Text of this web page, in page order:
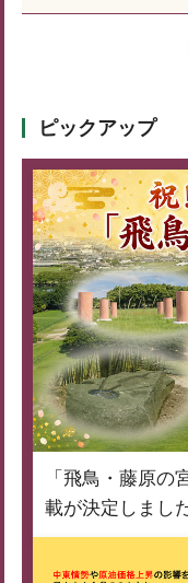
ピックアップ
「飛鳥・藤原
載が決定しまし